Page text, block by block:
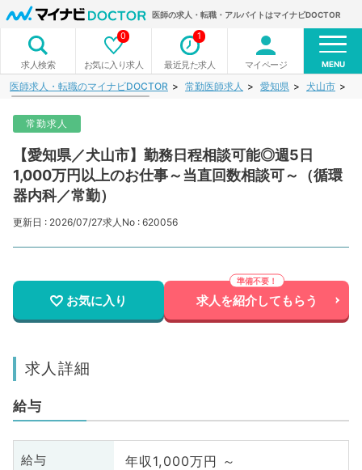
医師の求人・転職・アルバイトはマイナビDOCTOR
求人検索 お気に入り求人
0
最近見た求人
1
マイページ MENU
医師求人・転職のマイナビDOCTOR 常勤医師求人 愛知県 犬山市
常勤求人
【愛知県／犬山市】勤務日程相談可能◎週5日
1,000万円以上のお仕事～当直回数相談可～（循環
器内科／常勤）
更新日 : 2026/07/27求人No : 620056
お気に入り 求人を紹介してもらう
求人詳細
給与
給与 年収1,000万円 ～